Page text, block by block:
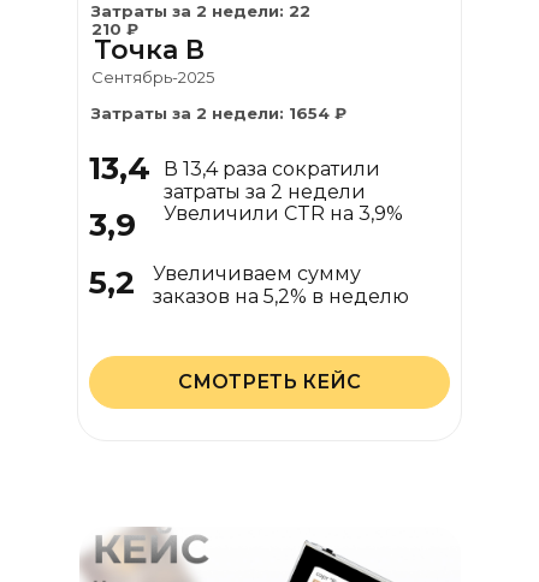
Сотрудничаем более 2-х
лет
Точка В
В 13,4 раза сократили
затраты за 2 недели
13,4
СМОТРЕТЬ КЕЙС
Увеличили CTR на 3,9%
3,9
Увеличиваем сумму
заказов на 5,2% в неделю
5,2
Сентябрь-2025
Затраты за 2 недели: 1654 ₽
Затраты за 2 недели: 22
210 ₽